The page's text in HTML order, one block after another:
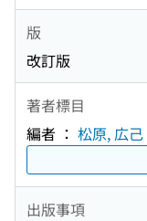
版
改訂版
著者標目
編者 ： 松原, 広己
出版事項